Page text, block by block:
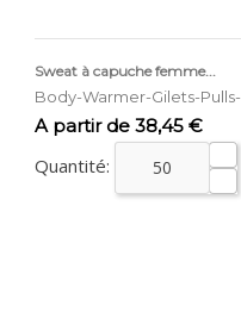
Sweat à capuche femme...
Body-Warmer-Gilets-
Prix
A partir de 38,45 €
Quantité: